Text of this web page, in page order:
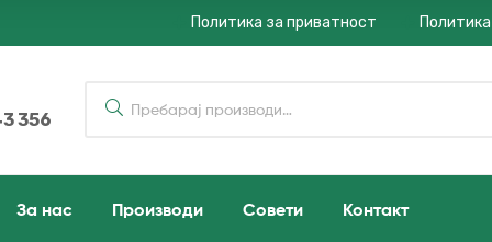
Политика за приватност
356
За нас Производи Совети Контакт